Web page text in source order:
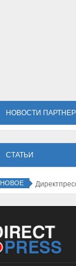
НОВОСТИ
СТАТЬИ
НОВОЕ